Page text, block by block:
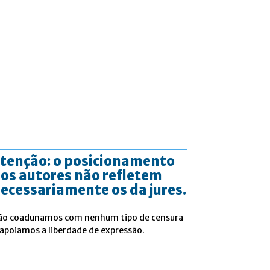
o posicionamento
autores não refletem
os da jures.
coadunamos com nenhum tipo de censura
a liberdade de expressão.